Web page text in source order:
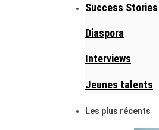
Success Stories
Diaspora
Interviews
Jeunes talents
Les plus récents